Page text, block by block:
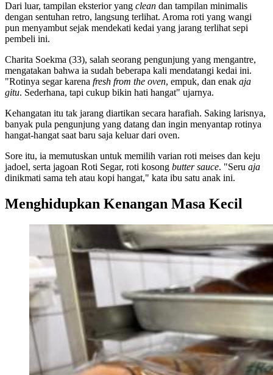
Dari luar, tampilan eksterior yang clean dan tampilan minimalis
dengan sentuhan retro, langsung terlihat. Aroma roti yang wangi
pun menyambut sejak mendekati kedai yang jarang terlihat sepi
pembeli ini.
Charita Soekma (33), salah seorang pengunjung yang mengantre,
mengatakan bahwa ia sudah beberapa kali mendatangi kedai ini.
"Rotinya segar karena fresh from the oven, empuk, dan enak aja
gitu. Sederhana, tapi cukup bikin hati hangat" ujarnya.
Kehangatan itu tak jarang diartikan secara harafiah. Saking larisnya,
banyak pula pengunjung yang datang dan ingin menyantap rotinya
hangat-hangat saat baru saja keluar dari oven.
Sore itu, ia memutuskan untuk memilih varian roti meises dan keju
jadoel, serta jagoan Roti Segar, roti kosong butter sauce. "Seru aja
dinikmati sama teh atau kopi hangat," kata ibu satu anak ini.
Menghidupkan Kenangan Masa Kecil